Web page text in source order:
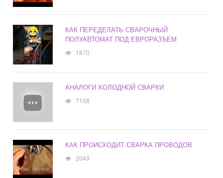
КАК ПЕРЕДЕЛАТЬ СВАРОЧНЫЙ
ПОЛУАВТОМАТ ПОД ЕВРОРАЗЪЕМ
1870
АНАЛОГИ ХОЛОДНОЙ СВАРКИ
7158
КАК ПРОИСХОДИТ СВАРКА ПРОВОДОВ
2049